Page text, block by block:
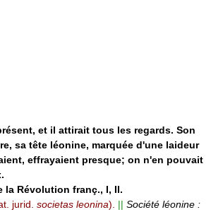
et il attirait tous les regards. Son
sa tête léonine, marquée d'une laideur
effrayaient presque; on n'en pouvait
la Révolution franç., I, II.
jurid. societas leonina). || Société léonine :